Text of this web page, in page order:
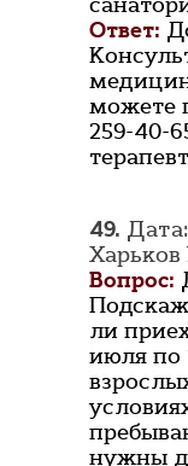
Ответ:
можете
259-40-
49.
Вопрос:
ли
июля по
нужны